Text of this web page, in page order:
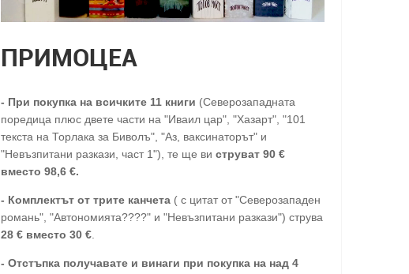
ПРИМОЦЕА
- При покупка на всичките 11 книги (Северозападната
поредица плюс двете части на "Иваил цар", "Хазарт", "101
текста на Торлака за Биволъ", "Аз, ваксинаторът" и
"Невъзпитани разкази, част 1"), те ще ви струват 90 €
вместо 98,6 €.
- Комплектът от трите канчета ( с цитат от "Северозападен
романь", "Автономията????" и "Невъзпитани разкази") струва
28 € вместо 30 €
- Отстъпка получавате и винаги при покупка на над 4